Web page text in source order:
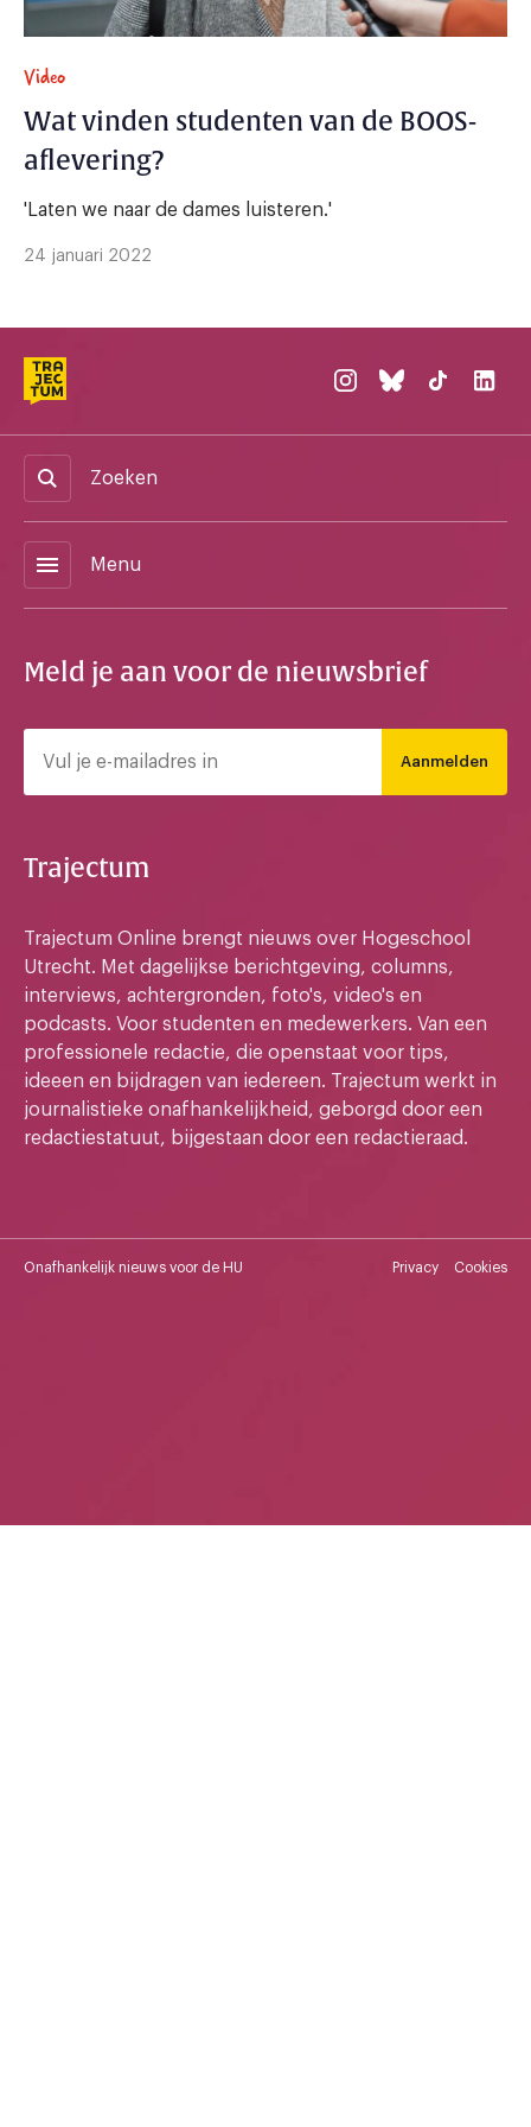
Video
Wat vinden studenten van de BOOS-
aflevering?
'Laten we naar de dames luisteren.'
24 januari 2022
Zoeken
menu Menu
Meld je aan voor de nieuwsbrief
Aanmelden
Trajectum
Trajectum Online brengt nieuws over Hogeschool
Utrecht. Met dagelijkse berichtgeving, columns,
interviews, achtergronden, foto's, video's en
podcasts. Voor studenten en medewerkers. Van een
professionele redactie, die openstaat voor tips,
ideeen en bijdragen van iedereen. Trajectum werkt in
journalistieke onafhankelijkheid, geborgd door een
redactiestatuut, bijgestaan door een redactieraad.
Onafhankelijk nieuws voor de HU Privacy Cookies